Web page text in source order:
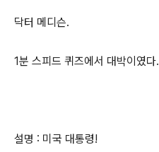
닥터 메디슨.
1분 스피드 퀴즈에서 대박이였다.
설명 : 미국 대통령!